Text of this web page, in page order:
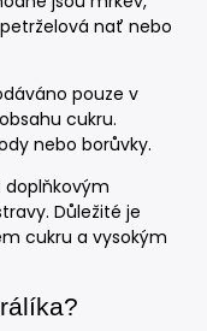
nať nebo
pouze v
cukru.
nebo borůvky.
doplňkovým
Důležité je
cukru a vysokým